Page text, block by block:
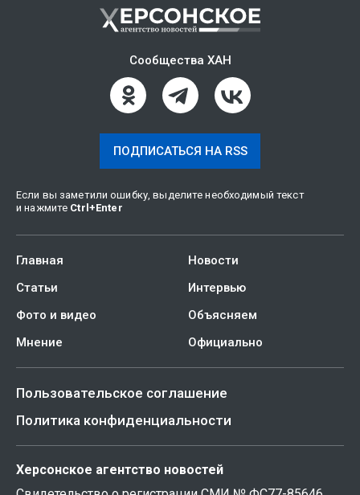
Сообщества ХАН
ПОДПИСАТЬСЯ НА RSS
Если вы заметили ошибку, выделите необходимый текст
и нажмите Ctrl +Enter
Главная
Новости
Статьи
Интервью
Фото и видео
Объясняем
Мнение
Официально
Пользовательское соглашение
Политика конфиденциальности
Херсонское агентство новостей